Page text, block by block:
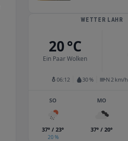
WETTER LAHR
20 °C
Ein Paar Wolken
06:12 30 % N 2 km/h
SO
37° / 23°
20 %
MO
37° / 20°